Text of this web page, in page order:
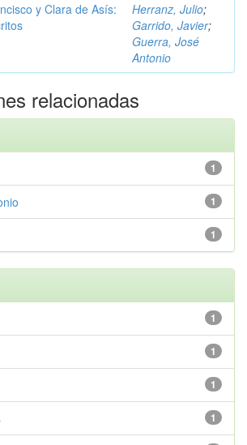
y Clara de Asís:
Herranz, Julio;
Garrido, Javier;
Guerra, José
Antonio
relacionadas
1
1
1
1
1
1
1